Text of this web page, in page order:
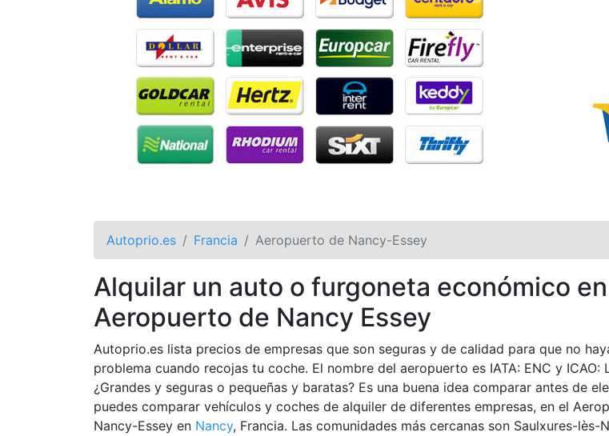
Autoprio.es Francia Aeropuerto de Nancy-Essey
Alquilar un auto o furgoneta económico
Aeropuerto de Nancy Essey
Autoprio.es lista precios de empresas que son seguras y de calidad para que no
problema cuando recojas tu coche. El nombre del aeropuerto es IATA: ENC y ICAO:
¿Grandes y seguras o pequeñas y baratas? Es una buena idea comparar antes de
puedes comparar vehículos y coches de alquiler de diferentes empresas, en el
Nancy-Essey en Nancy, Francia. Las comunidades más cercanas son Saulxures-lès-